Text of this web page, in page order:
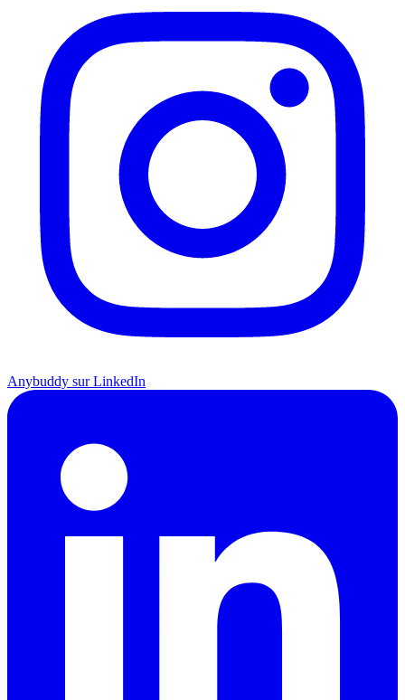
Anybuddy sur LinkedIn